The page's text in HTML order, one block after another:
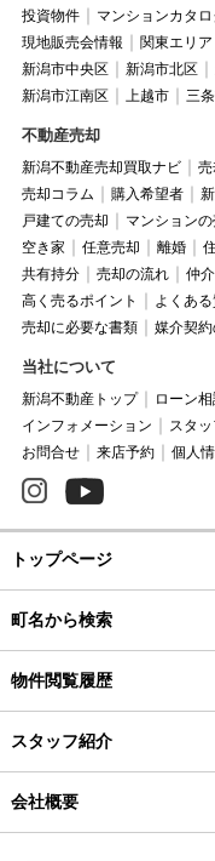
投資物件
マンションカタ
現地販売会情報
関東エリア
新潟市中央区
新潟市北区
新潟市江南区
上越市 三
不動産売却
新潟不動産売却買取ナビ
売却コラム
購入希望者
戸建ての売却
マンション
空き家
任意売却 離婚
共有持分
売却の流れ 仲
高く売るポイント
よくあ
売却に必要な書類
媒介契
当社について
新潟不動産トップ ローン相
インフォメーション
スタ
お問合せ
来店予約 個人
トップページ
町名から検索
物件閲覧履歴
スタッフ紹介
会社概要